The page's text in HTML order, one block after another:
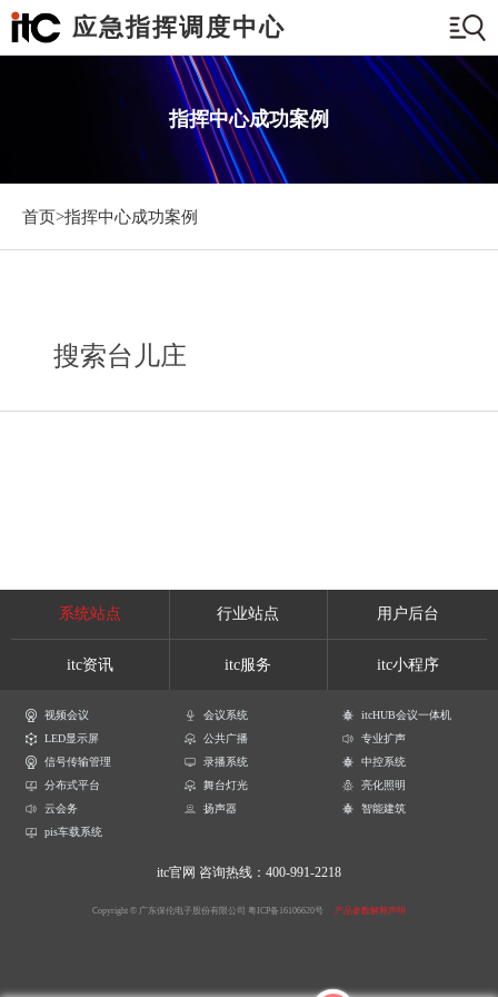
应急指挥调度中心
指挥中心成功案例
首页>指挥中心成功案例
搜索台儿庄
系统站点 行业站点 用户后台
itc资讯 itc服务 itc小程序
视频会议 会议系统
itcHUB会议一体机
LED显示屏
公共广播
专业扩声
信号传输管理
录播系统
中控系统
分布式平台
舞台灯光
亮化照明
云会务
扬声器
智能建筑
pis车载系统
itc官网 咨询热线：400-991-2218
Copyright © 广东保伦电子股份有限公司 粤ICP备16106620号 产品参数解释声明